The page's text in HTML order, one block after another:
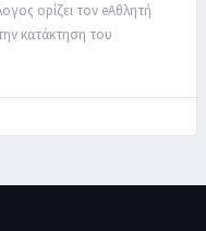
ορίζει τον eΑθλητή
κατάκτηση του